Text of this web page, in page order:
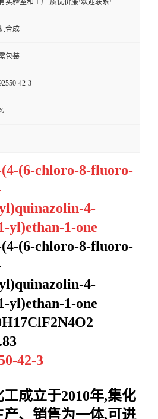
实验室和工厂,质优价廉!欢迎联系!
合成
包装
42-3
(4-(6-chloro-8-fluoro-
4-
yl)ethan-1-one
(6-chloro-8-fluoro-
4-
yl)ethan-1-one
42-3
成立于2010年,集化
、销售为一体,可进